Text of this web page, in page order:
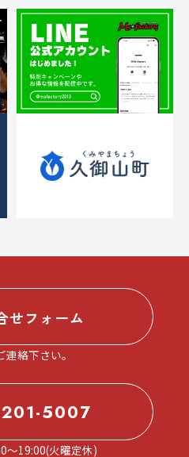
せフォーム
絡下さい。
5007
～19:00(火曜定休)